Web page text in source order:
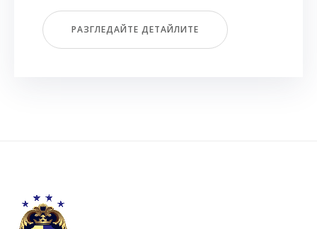
РАЗГЛЕДАЙТЕ ДЕТАЙЛИТЕ